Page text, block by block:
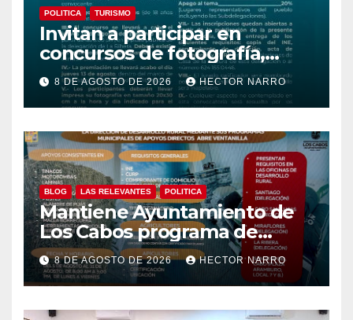
POLITICA TURISMO
Invitan a participar en
concursos de fotografía,
canto y pintura de las Fiestas
Tradicionales La Ribera 2026
8 DE AGOSTO DE 2026 HECTOR NARRO
BLOG LAS RELEVANTES POLITICA
Mantiene Ayuntamiento de
Los Cabos programa de
apoyos para agricultores,
ganaderos y apicultores
8 DE AGOSTO DE 2026 HECTOR NARRO